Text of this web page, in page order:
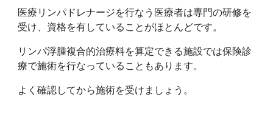
医療リンパドレナージを行なう医療者は専門の研修を
受け、資格を有していることがほとんどです。
リンパ浮腫複合的治療料を算定できる施設では保険診
療で施術を行なっていることもあります。
よく確認してから施術を受けましょう。